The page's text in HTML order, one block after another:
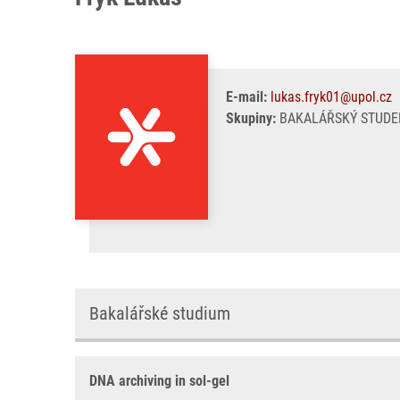
E-mail: lukas.fryk01@upol.cz
Skupiny: BAKALÁŘSKÝ
Bakalářské studium
DNA archiving in sol-gel